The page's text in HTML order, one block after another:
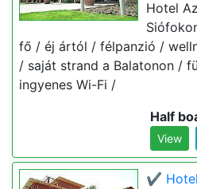
Hotel
fő / éj ártól / félpanzió /
/ saját strand a Balatonon /
ingyenes Wi-Fi /
Half
View
✔️ Hotel